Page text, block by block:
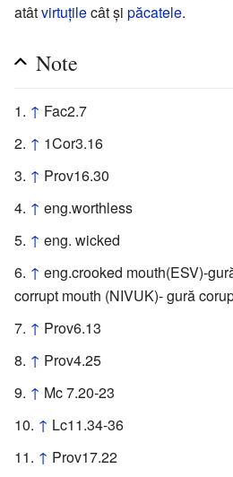
atâtvirtuţilecât şi păcatele.
Note
↑ Fac2.7
↑ 1Cor3.16
↑ Prov16.30
↑ eng.worthless
↑ eng. wicked
↑ eng.crooked mouth(ESV)-
corrupt mouth (NIVUK)- gură
↑ Prov6.13
↑ Prov4.25
↑ Mc 7.20-23
↑ Lc11.34-36
↑ Prov17.22